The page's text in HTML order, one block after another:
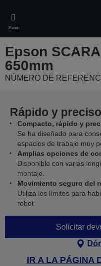
main
content
Menú
Epson
650mm
NÚMERO DE
Rápido y preciso
Compacto, rápido y
Se ha diseñado para
espacios de trabajo muy
Amplias opciones de
Disponible con varias
montaje.
Movimiento seguro del
Utiliza los límites para
robot
Solicitar
IR A LA PÁGINA